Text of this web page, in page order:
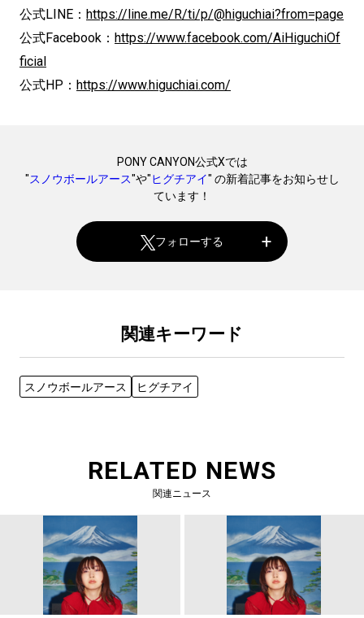
公式LINE： https://line.me/R/ti/p/@higuchiai?from=page
公式Facebook： https://www.facebook.com/AiHiguchiOf
ficial
公式HP： https://www.higuchiai.com/
PONY CANYON公式Xでは
"スノウボールアース"や"ヒグチアイ" の新着記事をお知らせし
ています！
フォローする
関連キーワード
スノウボールアース ヒグチアイ
RELATED NEWS
関連ニュース